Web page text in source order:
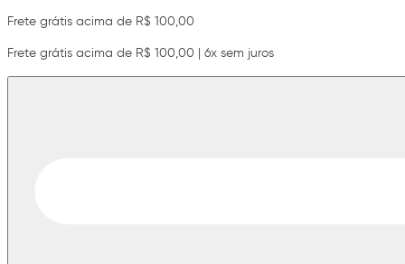
Frete grátis acima de R$ 100,00
Frete grátis acima de R$ 100,00 | 6x sem juros